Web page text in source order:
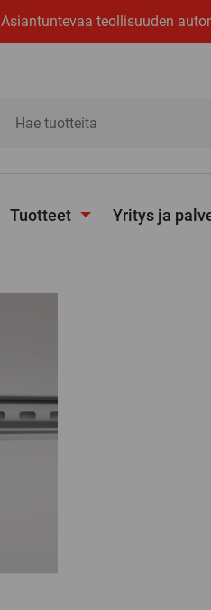
Asiantuntevaa teollisuuden
Tuotteet Yritys ja